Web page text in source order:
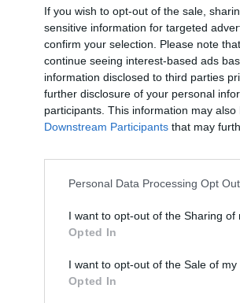
If you wish to opt-out of the sale,
sensitive information for targeted
confirm your selection. Please note
continue seeing interest-based ads
information disclosed to third parties
further disclosure of your personal
participants. This information may
Downstream Participants that may
Personal Data Processing Opt
I want to opt-out of the Sharing of
Opted In
I want to opt-out of the Sale of
Opted In